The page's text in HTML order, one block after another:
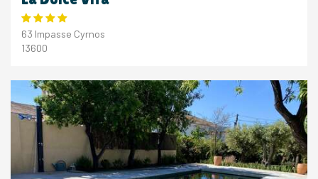
63 Impasse Cyrnos
13600